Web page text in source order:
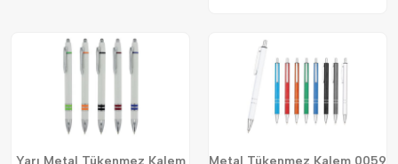
Yarı Metal Tükenmez Kalem
Metal Tükenmez Kalem 0059